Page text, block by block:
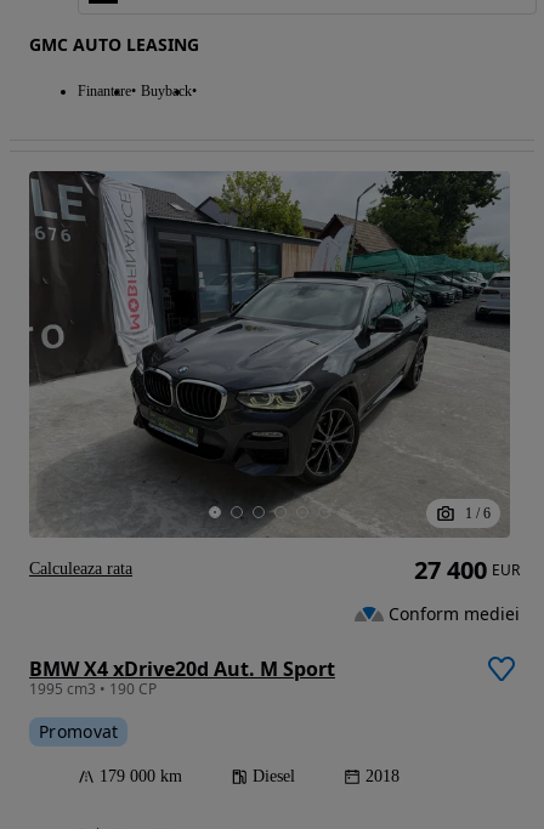
GMC AUTO LEASING
Finantare Buyback
1 / 6
BMW X4 xDrive20d Aut. M Sport
1995 cm3 • 190 CP
Promovat
179 000 km Diesel 2018
27 400 EUR
Conform mediei
Calculeaza rata